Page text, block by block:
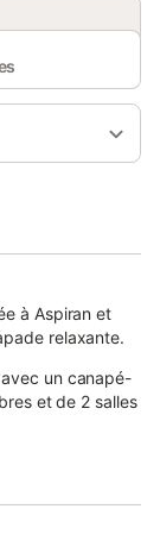
à Aspiran et
relaxante.
un canapé-
et de 2 salles